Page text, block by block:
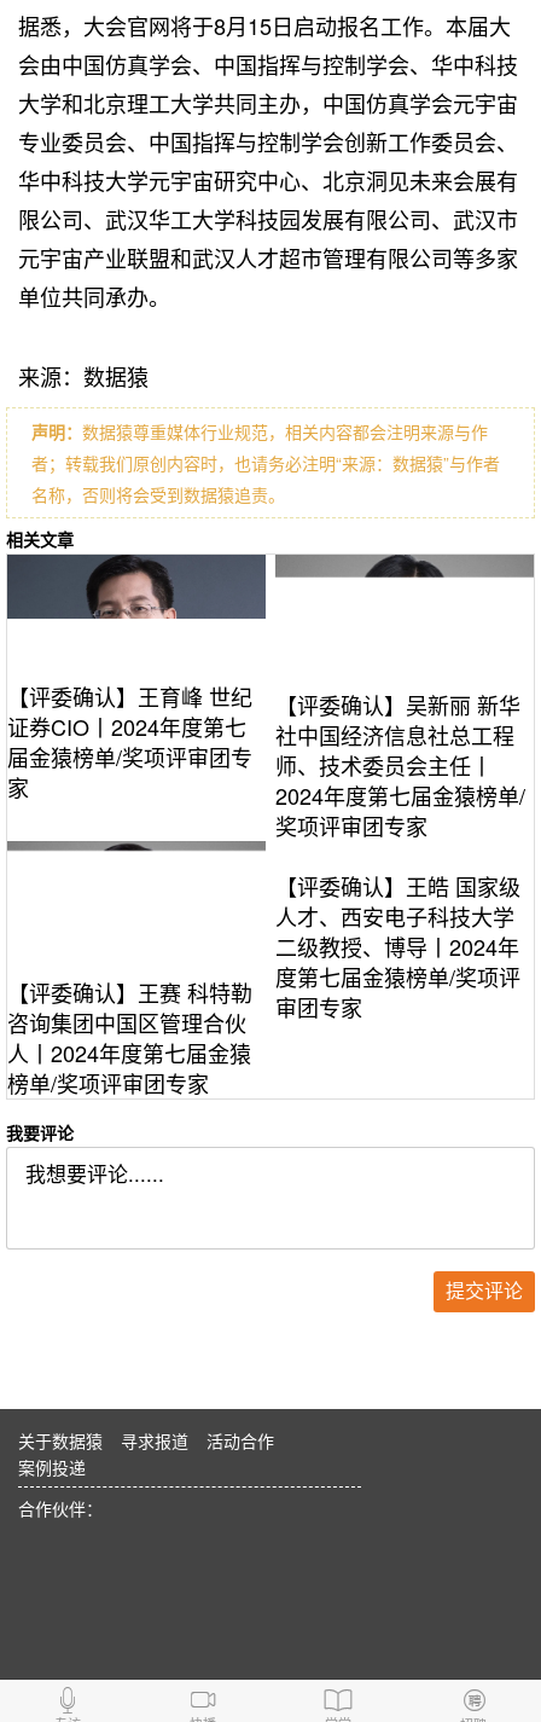
据悉，大会官网将于8月15日启动报名工作。本届大
会由中国仿真学会、中国指挥与控制学会、华中科技
大学和北京理工大学共同主办，中国仿真学会元宇宙
专业委员会、中国指挥与控制学会创新工作委员会、
华中科技大学元宇宙研究中心、北京洞见未来会展有
限公司、武汉华工大学科技园发展有限公司、武汉市
元宇宙产业联盟和武汉人才超市管理有限公司等多家
单位共同承办。
来源：数据猿
声明： 数据猿尊重媒体行业规范，相关内容都会注明来源与作
者；转载我们原创内容时，也请务必注明“来源：数据猿”与作者
名称，否则将会受到数据猿追责。
相关文章
【评委确认】王育峰 世纪
证券CIO丨2024年度第七
届金猿榜单/奖项评审团专
家
【评委确认】吴新丽 新华
社中国经济信息社总工程
师、技术委员会主任丨
2024年度第七届金猿榜单/
奖项评审团专家
【评委确认】王赛 科特勒
咨询集团中国区管理合伙
人丨2024年度第七届金猿
榜单/奖项评审团专家
【评委确认】王皓 国家级
人才、西安电子科技大学
二级教授、博导丨2024年
度第七届金猿榜单/奖项评
审团专家
我要评论
关于数据猿 寻求报道
活动合作
案例投递
合作伙伴：